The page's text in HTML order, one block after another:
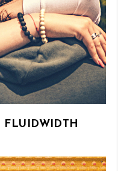
FLUIDWIDTH